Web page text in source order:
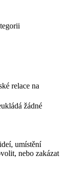
relace na
žádné
umístění
nebo zakázat